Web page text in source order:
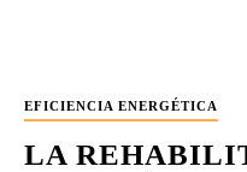
EFICIENCIA ENERGÉTICA
LA